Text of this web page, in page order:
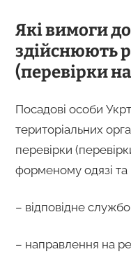
Які вимоги
здійснюють
(перевірки
Посадові особи
територіальних
перевірки
форменому одязі та
– відповідне
– направлення на